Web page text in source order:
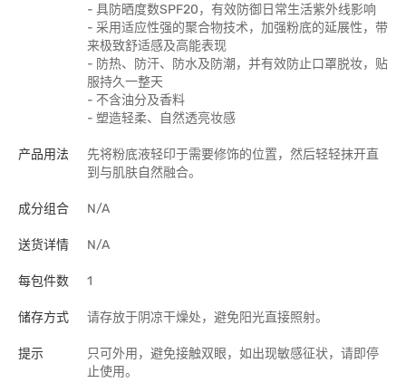
- 具防晒度数SPF20，有效防御日常生活紫外线影响
- 采用适应性强的聚合物技术，加强粉底的延展性，带
来极致舒适感及高能表现
- 防热、防汗、防水及防潮，并有效防止口罩脱妆，贴
服持久一整天
- 不含油分及香料
- 塑造轻柔、自然透亮妆感
产品用法
先将粉底液轻印于需要修饰的位置，然后轻轻抹开直
到与肌肤自然融合。
成分组合 N/A
送货详情 N/A
每包件数 1
储存方式 请存放于阴凉干燥处，避免阳光直接照射。
提示
只可外用，避免接触双眼，如出现敏感征状，请即停
止使用。